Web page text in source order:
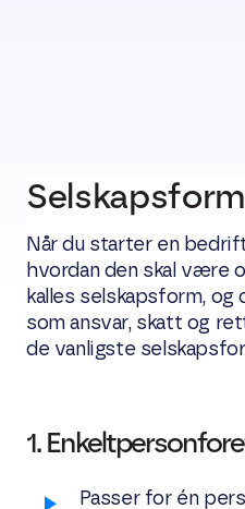
Når du starter en
hvordan den skal være
kalles selskapsform,
som ansvar, skatt og
de vanligste
1.
Passer for én